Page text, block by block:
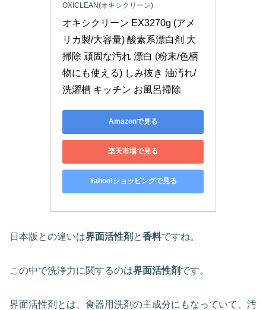
OXICLEAN(オキシクリーン)
オキシクリーン EX3270g (アメ
リカ製/大容量) 酸素系漂白剤 大
掃除 頑固な汚れ 漂白 (粉末/色柄
物にも使える) しみ抜き 油汚れ/
洗濯槽 キッチン お風呂掃除
Amazonで見る
楽天市場で見る
Yahoo!ショッピングで見る
日本版との違いは界面活性剤 と香料ですね。
この中で洗浄力に関するのは界面活性剤 です。
界面活性剤とは、食器用洗剤の主成分にもなっていて、汚